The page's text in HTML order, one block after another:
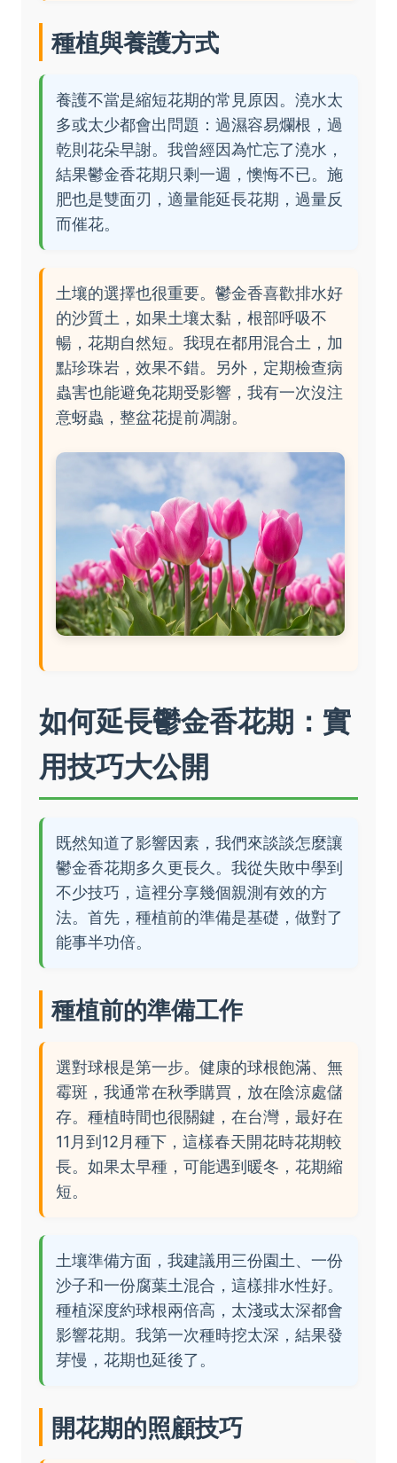
種植與養護方式
養護不當是縮短花期的常見原因。澆水太
多或太少都會出問題：過濕容易爛根，過
乾則花朵早謝。我曾經因為忙忘了澆水，
結果鬱金香花期只剩一週，懊悔不已。施
肥也是雙面刃，適量能延長花期，過量反
而催花。
土壤的選擇也很重要。鬱金香喜歡排水好
的沙質土，如果土壤太黏，根部呼吸不
暢，花期自然短。我現在都用混合土，加
點珍珠岩，效果不錯。另外，定期檢查病
蟲害也能避免花期受影響，我有一次沒注
意蚜蟲，整盆花提前凋謝。
如何延長鬱金香花期：實
用技巧大公開
既然知道了影響因素，我們來談談怎麼讓
鬱金香花期多久更長久。我從失敗中學到
不少技巧，這裡分享幾個親測有效的方
法。首先，種植前的準備是基礎，做對了
能事半功倍。
種植前的準備工作
選對球根是第一步。健康的球根飽滿、無
霉斑，我通常在秋季購買，放在陰涼處儲
存。種植時間也很關鍵，在台灣，最好在
11月到12月種下，這樣春天開花時花期較
長。如果太早種，可能遇到暖冬，花期縮
短。
土壤準備方面，我建議用三份園土、一份
沙子和一份腐葉土混合，這樣排水性好。
種植深度約球根兩倍高，太淺或太深都會
影響花期。我第一次種時挖太深，結果發
芽慢，花期也延後了。
開花期的照顧技巧